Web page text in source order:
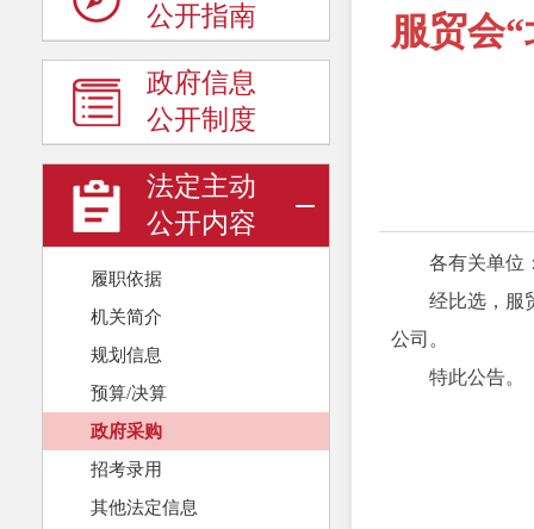
公开指南
政府信息
公开制度
法定主动
公开内容
履职依据
机关简介
规划信息
预算/决算
政府采购
招考录用
其他法定信息
服贸会
各有关单位
经比选，服
公司。
特此公告。